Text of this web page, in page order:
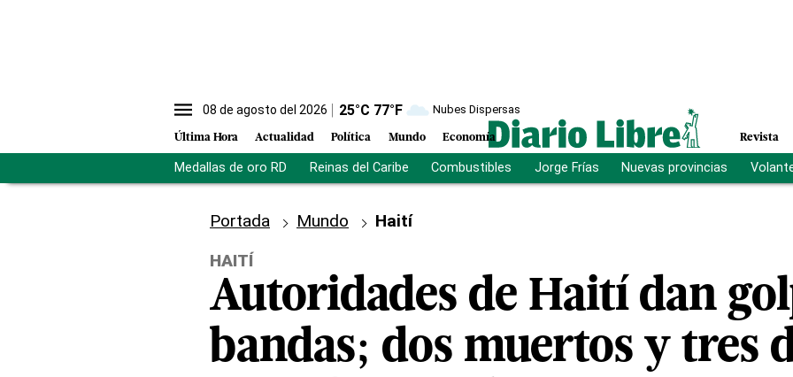
08 de agosto del 2026 25°C 77°F Nubes Dispersas
Última Hora Actualidad Política Mundo Economía Revista
Medallas de oro RD Reinas del Caribe Combustibles Jorge Frías Nuevas provincias
Portada Mundo
Haití
HAITÍ
Autoridades de Haití dan
bandas; dos muertos y tres